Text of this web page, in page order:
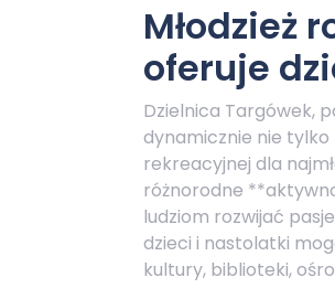
Młodzież
oferuje
Dzielnica Targówek,
dynamicznie nie
rekreacyjnej dla
różnorodne
ludziom rozwijać
dzieci i nastolatki
kultury, biblioteki,